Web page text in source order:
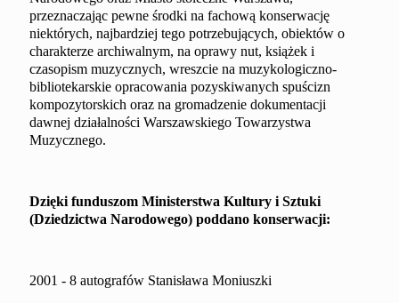
przeznaczając pewne środki na fachową konserwację
niektórych, najbardziej tego potrzebujących, obiektów o
charakterze archiwalnym, na oprawy nut, książek i
czasopism muzycznych, wreszcie na muzykologiczno-
bibliotekarskie opracowania pozyskiwanych spuścizn
kompozytorskich oraz na gromadzenie dokumentacji
dawnej działalności Warszawskiego Towarzystwa
Muzycznego.
Dzięki funduszom Ministerstwa Kultury i Sztuki
(Dziedzictwa Narodowego) poddano konserwacji:
2001 - 8 autografów Stanisława Moniuszki